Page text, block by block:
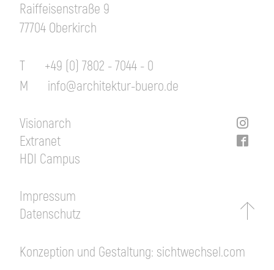
Raiffeisenstraße 9
77704 Oberkirch
T
+49 (0) 7802 - 7044 - 0
M
info@architektur-buero.de
Visionarch
Extranet
HDI Campus
Impressum
Datenschutz
Konzeption und Gestaltung: sichtwechsel.com